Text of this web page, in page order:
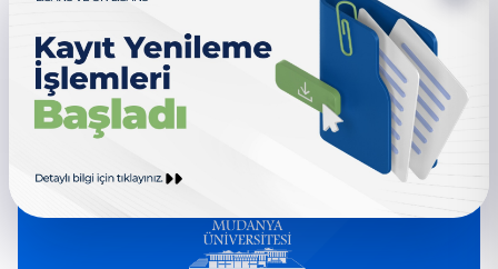
2024-2025 Öğretim Yılı Bahar
Yarıyılı Lisansüstü Eğitim
Enstitüsü Final Sınav Programı